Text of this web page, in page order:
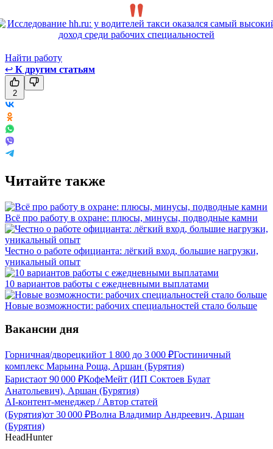
Найти работу
↩ К другим статьям
2
Читайте также
Всё про работу в охране: плюсы, минусы, подводные камни
Честно о работе официанта: лёгкий вход, большие нагрузки,
уникальный опыт
10 вариантов работы с ежедневными выплатами
Новые возможности: рабочих специальностей стало больше
Вакансии дня
Горничная/дворецкийот 1 800 до 3 000 ₽Гостиничный
комплекс Марьина Роща, Аршан (Бурятия)
Баристаот 90 000 ₽КофеМейт (ИП Соктоев Булат
Анатольевич), Аршан (Бурятия)
AI-контент-менеджер / Автор статей
(Бурятия)от 30 000 ₽Волна Владимир Андреевич, Аршан
(Бурятия)
HeadHunter